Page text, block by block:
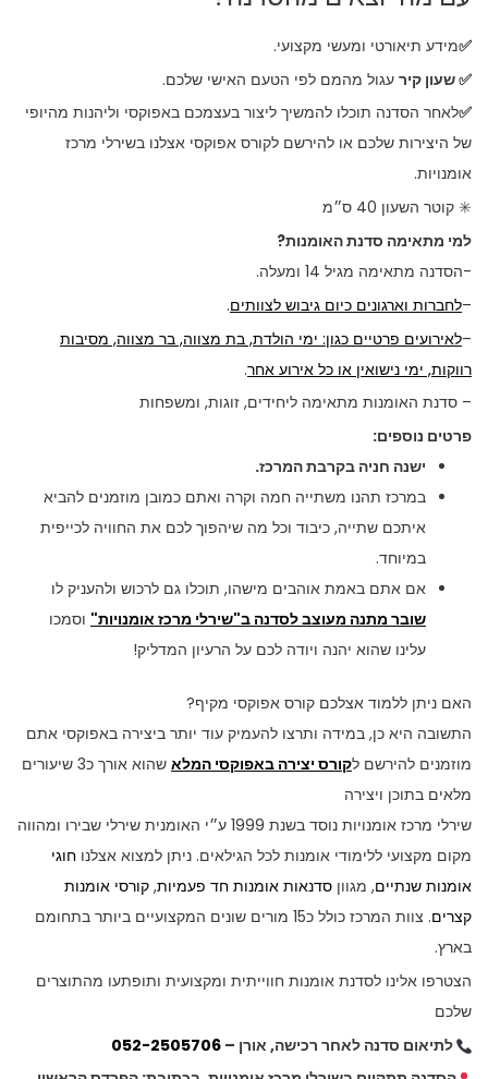
✅מידע תיאורטי ומעשי מקצועי.
✅ שעון קיר עגול מהמם לפי הטעם האישי שלכם.
✅לאחר הסדנה תוכלו להמשיך ליצור בעצמכם באפוקסי וליהנות מהיופי
של היצירות שלכם או להירשם לקורס אפוקסי אצלנו בשירלי מרכז
אומנויות.
✳️ קוטר השעון 40 ס״מ
למי מתאימה סדנת האומנות?
-הסדנה מתאימה מגיל 14 ומעלה.
–לחברות וארגונים כיום גיבוש לצוותים.
–לאירועים פרטיים כגון: ימי הולדת, בת מצווה, בר מצווה, מסיבות
רווקות, ימי נישואין או כל אירוע אחר.
– סדנת האומנות מתאימה ליחידים, זוגות, ומשפחות
פרטים נוספים:
ישנה חניה בקרבת המרכז.
במרכז תהנו משתייה חמה וקרה ואתם כמובן מוזמנים להביא
איתכם שתייה, כיבוד וכל מה שיהפוך לכם את החוויה לכייפית
במיוחד.
אם אתם באמת אוהבים מישהו, תוכלו גם לרכוש ולהעניק לו
שובר מתנה מעוצב לסדנה ב"שירלי מרכז אומנויות" וסמכו
עלינו שהוא יהנה ויודה לכם על הרעיון המדליק!
האם ניתן ללמוד אצלכם קורס אפוקסי מקיף?
התשובה היא כן, במידה ותרצו להעמיק עוד יותר ביצירה באפוקסי אתם
מוזמנים להירשם לקורס יצירה באפוקסי המלא
שהוא אורך כ3 שיעורים
מלאים בתוכן ויצירה
שירלי מרכז אומנויות נוסד בשנת 1999 ע״י האומנית שירלי שבירו ומהווה
מקום מקצועי ללימודי אומנות לכל הגילאים. ניתן למצוא אצלנו חוגי
אומנות שנתיים, מגוון סדנאות אומנות חד פעמיות, קורסי אומנות
קצרים
. צוות המרכז כולל כ15 מורים שונים המקצועיים ביותר בתחומם
בארץ.
הצטרפו אלינו לסדנת אומנות חווייתית ומקצועית ותופתעו מהתוצרים
שלכם
לתיאום סדנה לאחר רכישה, אורן – 052-2505706